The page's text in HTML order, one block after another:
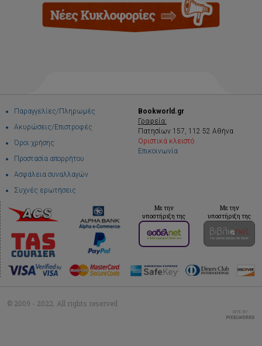
Παραγγελίες/Πληρωμές
Ακυρώσεις/Επιστροφές
Όροι χρήσης
Προστασία απορρήτου
Ασφάλεια συναλλαγών
Συχνές ερωτήσεις
Bookworld.gr
Γραφεία:
Πατησίων 157, 112 52 Αθήνα
Οριστικά κλειστό
Επικοινωνία
Με την
υποστήριξη της
Με την
υποστήριξη της
© 2009 - 2022. All rights reserved